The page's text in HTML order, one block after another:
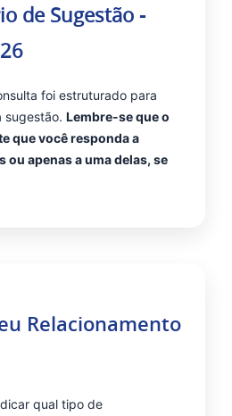
de Sugestão -
foi estruturado para
sugestão. Lembre-se que o
que você responda a
ou apenas a uma delas, se
Relacionamento
qual tipo de